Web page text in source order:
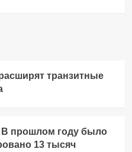
транзитные
прошлом году было
13 тысяч